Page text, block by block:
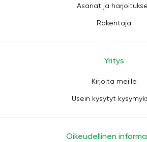
Asanat ja
Rakentaja
Yritys
Kirjoita meille
Usein kysytyt
Oikeudellinen